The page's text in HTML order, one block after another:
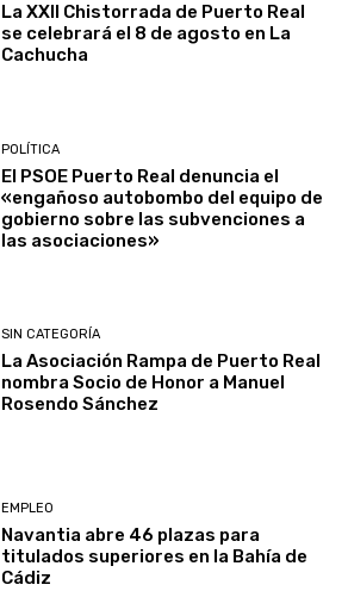
La XXII Chistorrada de Puerto Real
se celebrará el 8 de agosto en La
Cachucha
POLÍTICA
El PSOE Puerto Real denuncia el
«engañoso autobombo del equipo de
gobierno sobre las subvenciones a
las asociaciones»
SIN CATEGORÍA
La Asociación Rampa de Puerto Real
nombra Socio de Honor a Manuel
Rosendo Sánchez
EMPLEO
Navantia abre 46 plazas para
titulados superiores en la Bahía de
Cádiz